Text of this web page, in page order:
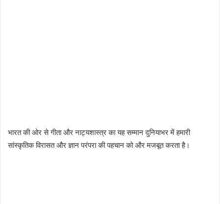
भारत की ओर से गीता और नाट्यशास्त्र का यह सम्मान दुनियाभर में हमारी
सांस्कृतिक विरासत और ज्ञान परंपरा की पहचान को और मजबूत करता है।